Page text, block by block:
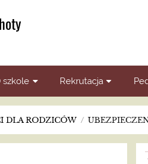
szkole Rekrutacja
DLA RODZICÓW /